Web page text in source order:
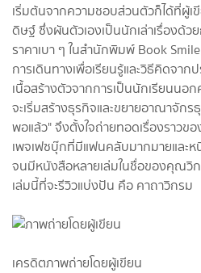
เริ่มต้นจากความชอบส่วนตัวก็ได้ที่ผู้
ดิษฐ์ ซึ่งผันตัวเองเป็นนักเล่าเรื่องด้ว
ราคาเบา ๆ ในสำนักพิมพ์ Book
การเดินทางเพื่อเรียนรู้และวิธีคิดจา
เนื้อสร้างตัวจากการเป็นนักเรียนนอ
จะเริ่มสร้างธุรกิจและขยายอาณาจัก
พอแล้ว" จึงตั้งใจถ่ายทอดเรื่องราวข
เพจเฟซบุ๊กที่มีแฟนคลับมากมายและ
จนมีหนังสือหลายเล่มในชื่อของคุณ
เล่มนี้ที่จะรีวิวแบ่งปัน คือ คาถาวิกรม
เครดิตภาพถ่ายโดยผู้เขียน